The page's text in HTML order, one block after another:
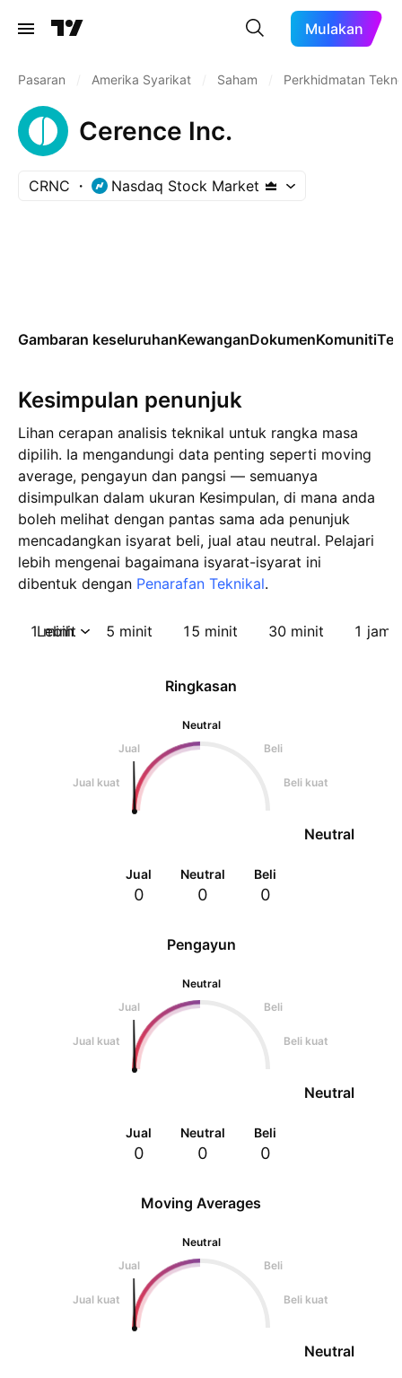
Mulakan
Pasaran Amerika Syarikat Saham Perkhidmatan
Cerence Inc.
CRNC Nasdaq Stock Market
Gambaran keseluruhanKewanganDokumenKomuniti
Kesimpulan penunjuk
Lihan cerapan analisis teknikal untuk rangka masa
dipilih. Ia mengandungi data penting seperti moving
average, pengayun dan pangsi — semuanya
disimpulkan dalam ukuran Kesimpulan, di mana anda
boleh melihat dengan pantas sama ada penunjuk
mencadangkan isyarat beli, jual atau neutral. Pelajari
lebih mengenai bagaimana isyarat-isyarat ini
dibentuk dengan Penarafan Teknikal.
1 minit 5 minit 15 minit 30 minit 1 jam
Lebih
Pengayun
Neutral
Jual
Beli
Jual kuat Beli kuat
Neutral
Jual
0
Neutral
0
Beli
0
Ringkasan
Neutral
Jual
Beli
Jual kuat Beli kuat
Neutral
Jual
0
Neutral
0
Beli
0
Moving Averages
Neutral
Jual
Beli
Jual kuat Beli kuat
Neutral